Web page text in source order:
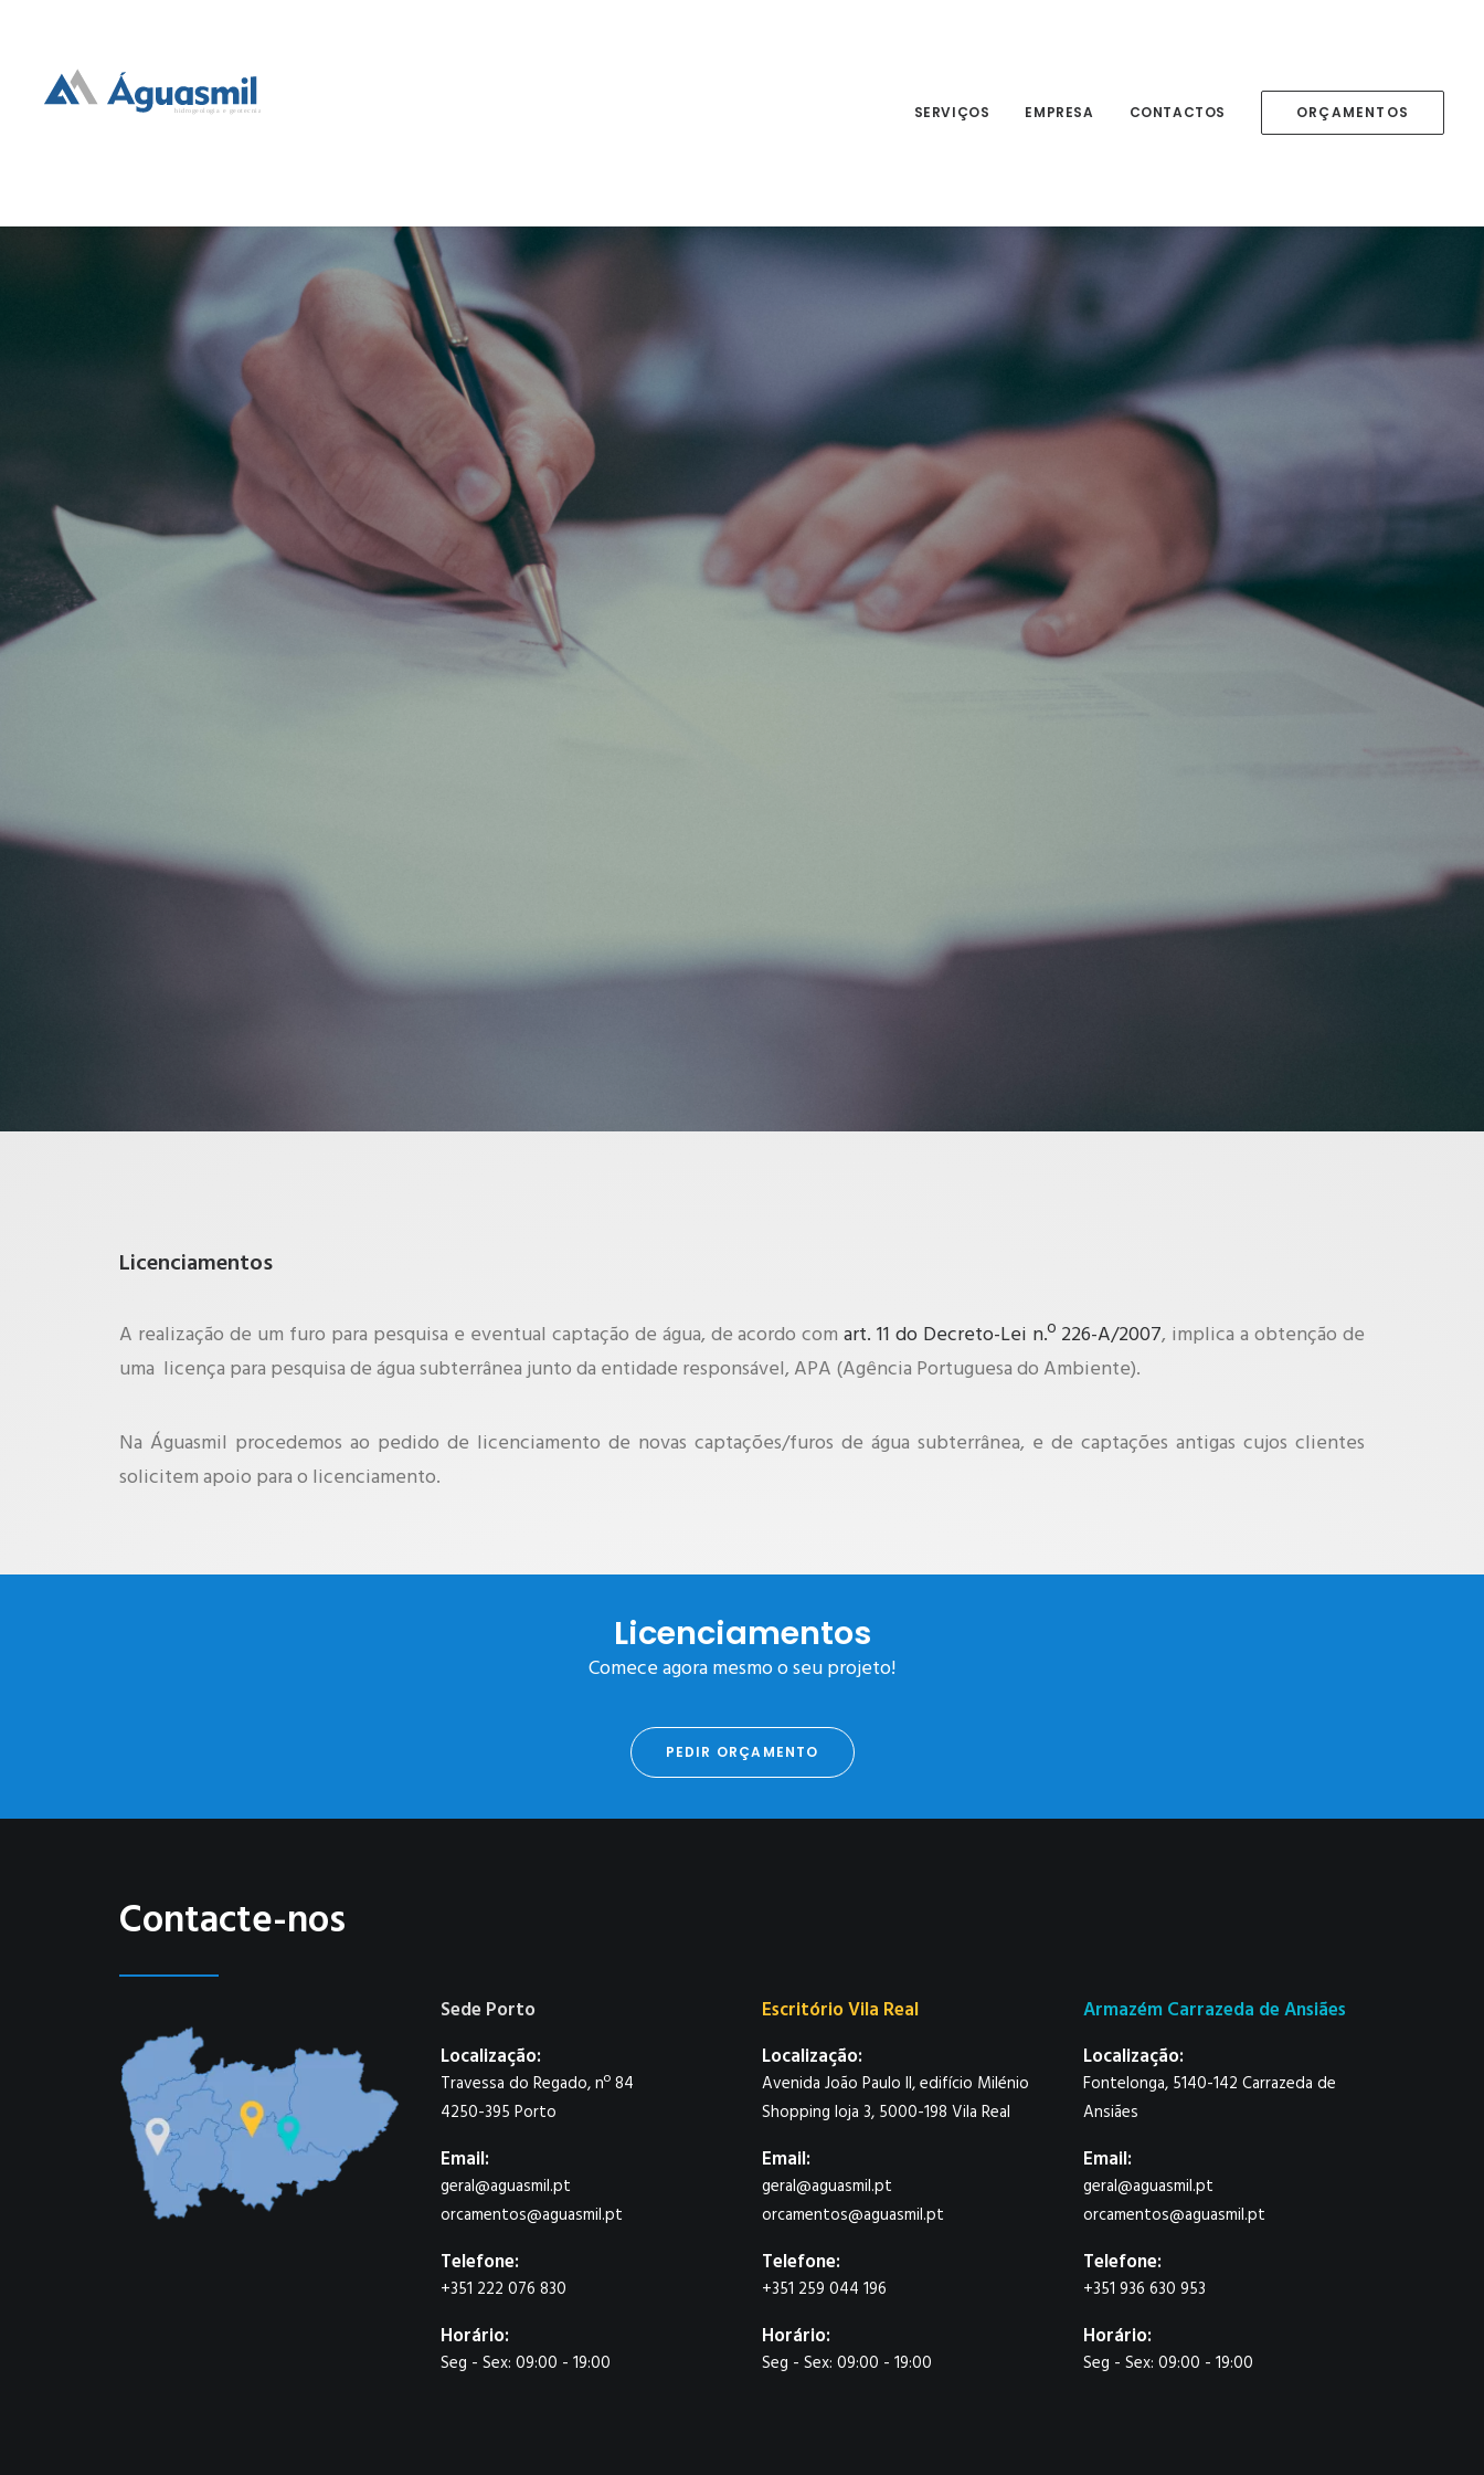
hidrogeologia e geotecnia SERVIÇOS EMPRESA CONTACTOS ORÇAMENTOS
Licenciamentos
A realização de um furo para pesquisa e eventual captação de água, de acordo comart. 11 do Decreto-Lei n.º 226-A/2007, implica a obtenção de
uma licença para pesquisa de água subterrânea junto da entidade responsável, APA (Agência Portuguesa do Ambiente).
Na Águasmil procedemos ao pedido de licenciamento de novas captações/furos de água subterrânea, e de captações antigas cujos clientes
solicitem apoio para o licenciamento.
Licenciamentos
Comece agora mesmo o seu projeto!
PEDIR ORÇAMENTO
Contacte-nos
Sede Porto
Localização:
Travessa do Regado, nº 84
4250-395 Porto
Email:
geral@aguasmil.pt
orcamentos@aguasmil.pt
Telefone:
+351 222 076 830
Horário:
Seg - Sex: 09:00 - 19:00
Escritório Vila Real
Localização:
Avenida João Paulo II, edifício Milénio
Shopping loja 3, 5000-198 Vila Real
Email:
geral@aguasmil.pt
orcamentos@aguasmil.pt
Telefone:
+351 259 044 196
Horário:
Seg - Sex: 09:00 - 19:00
Armazém Carrazeda de Ansiães
Localização:
Fontelonga, 5140-142 Carrazeda de
Ansiães
Email:
geral@aguasmil.pt
orcamentos@aguasmil.pt
Telefone:
+351 936 630 953
Horário:
Seg - Sex: 09:00 - 19:00